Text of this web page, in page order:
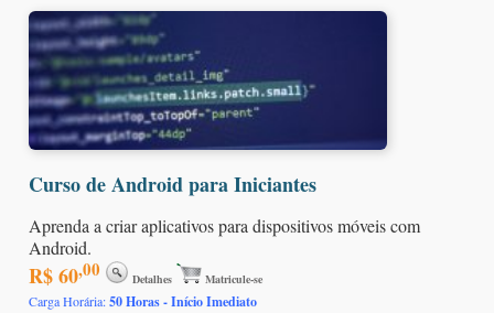
Curso de Android para Iniciantes
Aprenda a criar aplicativos para dispositivos móveis com
Android.
R$ 60,00 Detalhes Matricule-se
Carga Horária:50 Horas - Início Imediato